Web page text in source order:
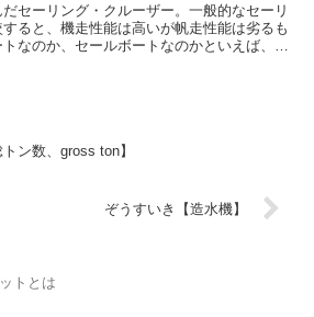
セーリング・クルーザー。一般的なセーリ
ると、機走性能は高いが帆走性能は劣るも
なのか、セールボートなのかといえば、セ
ン数、gross ton】
ぞうすいき【造水機】
トとは